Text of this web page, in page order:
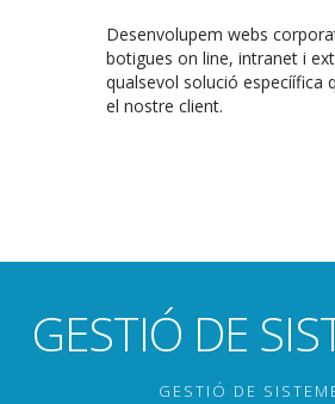
Desenvolupem webs
botigues on line, intranet i
qualsevol solució especíífica
el nostre client.
GESTIÓ DE
GESTIÓ DE